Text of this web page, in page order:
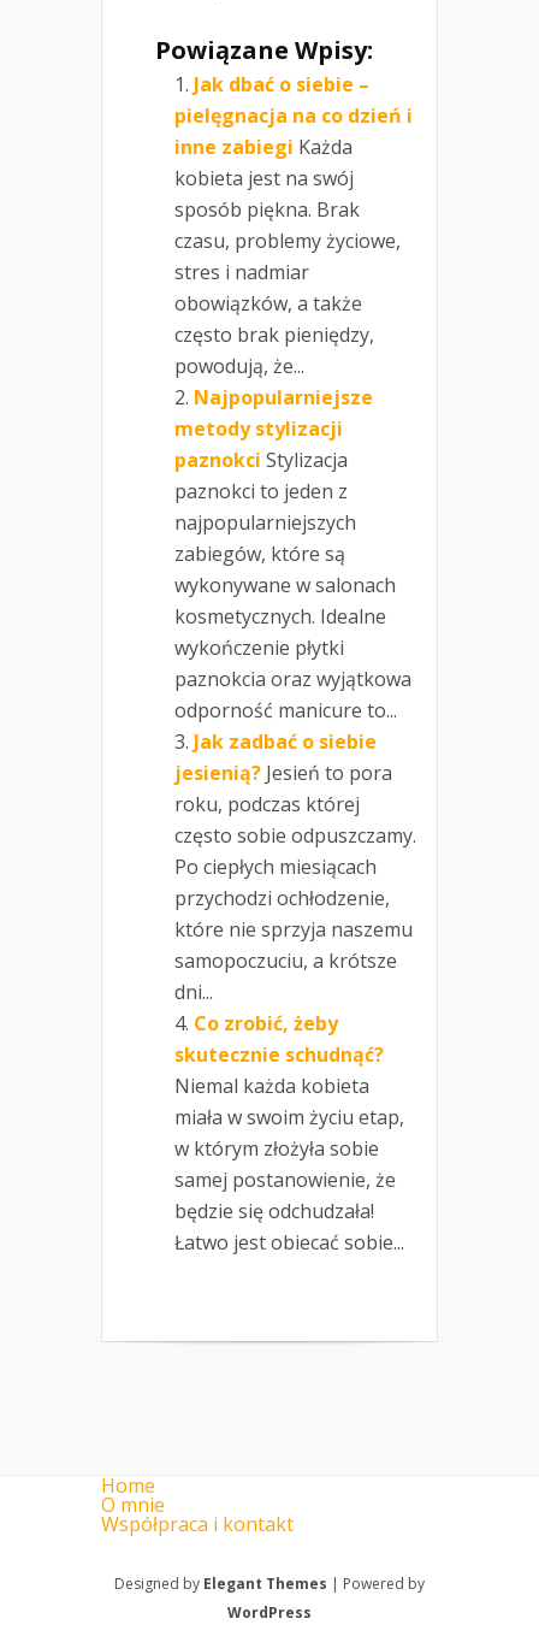
Powiązane Wpisy:
Jak dbać o siebie –
pielęgnacja na co dzień i
inne zabiegi Każda
kobieta jest na swój
sposób piękna. Brak
czasu, problemy życiowe,
stres i nadmiar
obowiązków, a także
często brak pieniędzy,
powodują, że...
Najpopularniejsze
metody stylizacji
paznokci Stylizacja
paznokci to jeden z
najpopularniejszych
zabiegów, które są
wykonywane w salonach
kosmetycznych. Idealne
wykończenie płytki
paznokcia oraz wyjątkowa
odporność manicure to...
Jak zadbać o siebie
jesienią? Jesień to pora
roku, podczas której
często sobie odpuszczamy.
Po ciepłych miesiącach
przychodzi ochłodzenie,
które nie sprzyja naszemu
samopoczuciu, a krótsze
dni...
Co zrobić, żeby
skutecznie schudnąć?
Niemal każda kobieta
miała w swoim życiu etap,
w którym złożyła sobie
samej postanowienie, że
będzie się odchudzała!
Łatwo jest obiecać sobie...
Home
O mnie
Współpraca i kontakt
Designed by Elegant Themes | Powered by
WordPress